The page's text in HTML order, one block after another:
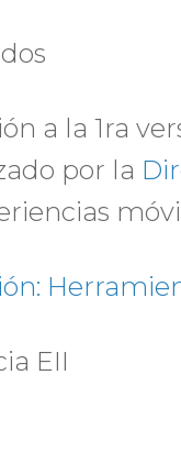
a la 1ra
por la
EII